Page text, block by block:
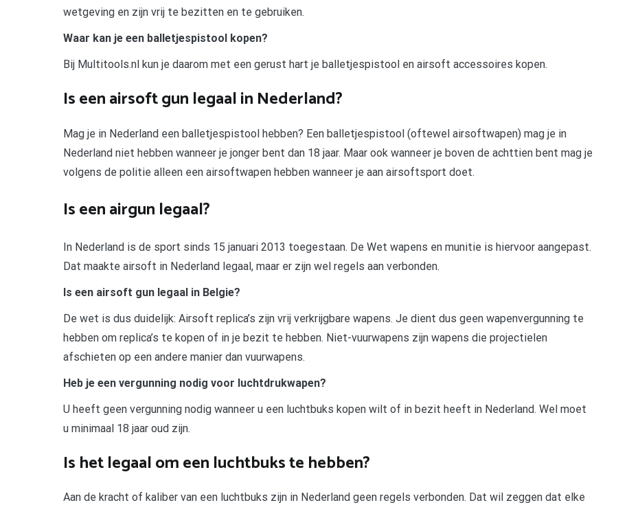
wetgeving en zijn vrij te bezitten en te gebruiken.
Waar kan je een balletjespistool kopen?
Bij Multitools.nl kun je daarom met een gerust hart je balletjespistool en airsoft accessoires kopen.
Is een airsoft gun legaal in Nederland?
Mag je in Nederland een balletjespistool hebben? Een balletjespistool (oftewel airsoftwapen) mag je in
Nederland niet hebben wanneer je jonger bent dan 18 jaar. Maar ook wanneer je boven de achttien bent mag je
volgens de politie alleen een airsoftwapen hebben wanneer je aan airsoftsport doet.
Is een airgun legaal?
In Nederland is de sport sinds 15 januari 2013 toegestaan. De Wet wapens en munitie is hiervoor aangepast.
Dat maakte airsoft in Nederland legaal, maar er zijn wel regels aan verbonden.
Is een airsoft gun legaal in Belgie?
De wet is dus duidelijk: Airsoft replica’s zijn vrij verkrijgbare wapens. Je dient dus geen wapenvergunning te
hebben om replica’s te kopen of in je bezit te hebben. Niet-vuurwapens zijn wapens die projectielen
afschieten op een andere manier dan vuurwapens.
Heb je een vergunning nodig voor luchtdrukwapen?
U heeft geen vergunning nodig wanneer u een luchtbuks kopen wilt of in bezit heeft in Nederland. Wel moet
u minimaal 18 jaar oud zijn.
Is het legaal om een luchtbuks te hebben?
Aan de kracht of kaliber van een luchtbuks zijn in Nederland geen regels verbonden. Dat wil zeggen dat elke